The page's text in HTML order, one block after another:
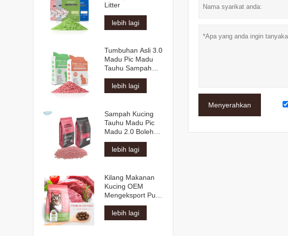
Menyerahkan
Litter
lebih lagi
Tumbuhan Asli 3.0
Madu Pic Madu
Tauhu Sampah
Kucing
lebih lagi
Sampah Kucing
Tauhu Madu Pic
Madu 2.0 Boleh
Siram
lebih lagi
Kilang Makanan
Kucing OEM
Mengeksport Pukal
Bahan Mentah Asli
Pelbagai Bentuk
Perisa Semua
lebih lagi